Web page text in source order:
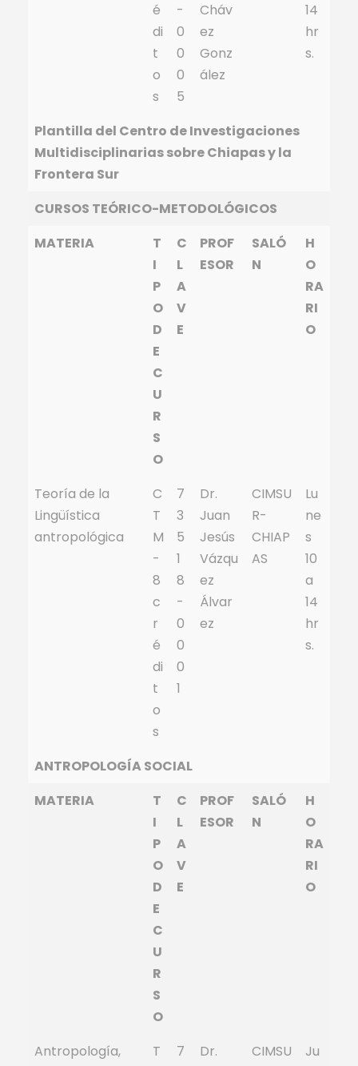
é
di
t
o
s
-
0
0
0
5
Cháv
ez
Gonz
ález
14
hr
s.
Plantilla del Centro de Investigaciones
Multidisciplinarias sobre Chiapas y la
Frontera Sur
CURSOS TEÓRICO-METODOLÓGICOS
MATERIA
T
I
P
O
D
E
C
U
R
S
O
C
L
A
V
E
PROF
ESOR
SALÓ
N
H
O
RA
RI
O
Teoría de la
Lingüística
antropológica
C
T
M
-
8
c
r
é
di
t
o
s
7
3
5
1
8
-
0
0
0
1
Dr.
Juan
Jesús
Vázqu
ez
Álvar
ez
CIMSU
R-
CHIAP
AS
Lu
ne
s
10
a
14
hr
s.
ANTROPOLOGÍA SOCIAL
MATERIA
T
I
P
O
D
E
C
U
R
S
O
C
L
A
V
E
PROF
ESOR
SALÓ
N
H
O
RA
RI
O
Antropología,
T
7
Dr.
CIMSU
Ju